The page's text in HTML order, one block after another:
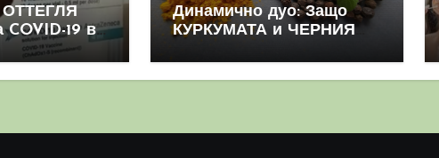
ОТТЕГЛЯ
COVID-19 в
след
те
Динамично дуо: Защо
КУРКУМАТА и ЧЕРНИЯ
комбинация